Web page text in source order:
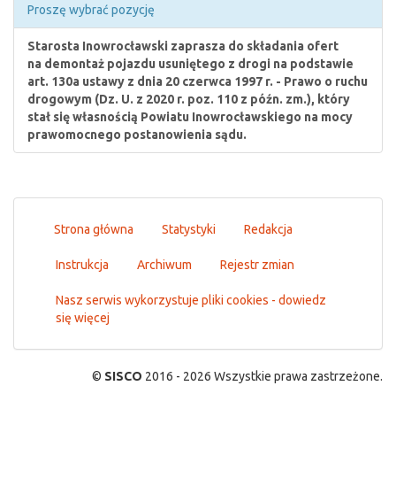
Proszę wybrać pozycję
Starosta Inowrocławski zaprasza do składania ofert
na demontaż pojazdu usuniętego z drogi na podstawie
art. 130a ustawy z dnia 20 czerwca 1997 r. - Prawo o ruchu
drogowym (Dz. U. z 2020 r. poz. 110 z późn. zm.), który
stał się własnością Powiatu Inowrocławskiego na mocy
prawomocnego postanowienia sądu.
Strona główna Statystyki Redakcja
Instrukcja Archiwum Rejestr zmian
Nasz serwis wykorzystuje pliki cookies - dowiedz
się więcej
© SISCO 2016 - 2026 Wszystkie prawa zastrzeżone.